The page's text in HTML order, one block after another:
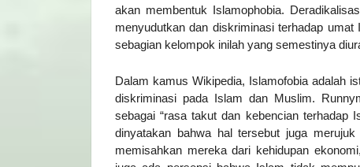
akan membentuk Islamophobia.
menyudutkan dan diskriminasi terhadap
sebagian kelompok inilah yang semestinya
Dalam kamus Wikipedia, Islamofobia adalah
diskriminasi pada Islam dan Muslim.
sebagai “rasa takut dan kebencian terhadap
dinyatakan bahwa hal tersebut juga
memisahkan mereka dari kehidupan